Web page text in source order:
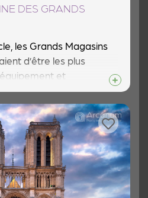
DES GRANDS
les Grands Magasins
d’être les plus
et
Fondés en 1856
Jacques Crespin les
alors le nom de «
»